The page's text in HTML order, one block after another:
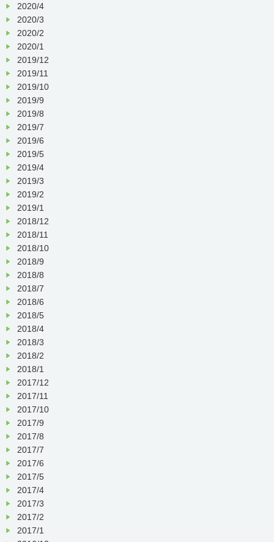
2020/4
2020/3
2020/2
2020/1
2019/12
2019/11
2019/10
2019/9
2019/8
2019/7
2019/6
2019/5
2019/4
2019/3
2019/2
2019/1
2018/12
2018/11
2018/10
2018/9
2018/8
2018/7
2018/6
2018/5
2018/4
2018/3
2018/2
2018/1
2017/12
2017/11
2017/10
2017/9
2017/8
2017/7
2017/6
2017/5
2017/4
2017/3
2017/2
2017/1